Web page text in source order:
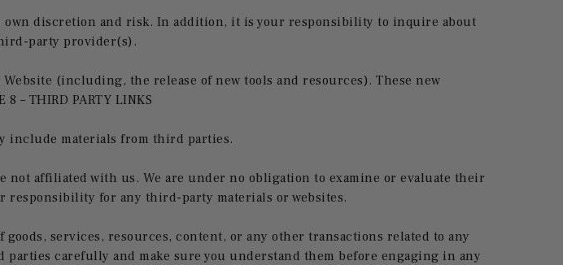
discretion and risk. In addition, it is your responsibility to inquire about
party provider(s).
(including, the release of new tools and resources). These new
– THIRD PARTY LINKS
include materials from third parties.
affiliated with us. We are under no obligation to examine or evaluate their
responsibility for any third-party materials or websites.
services, resources, content, or any other transactions related to any
carefully and make sure you understand them before engaging in any